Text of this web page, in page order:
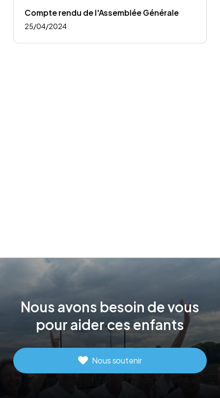
Compte rendu de l'Assemblée Générale
25/04/2024
Nous avons besoin devous
pour aidercesenfants
Nous soutenir